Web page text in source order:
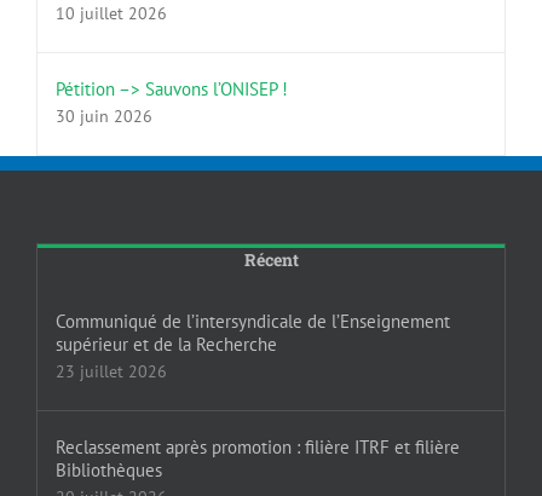
10 juillet 2026
Pétition –> Sauvons l’ONISEP !
30 juin 2026
Récent
Communiqué de l’intersyndicale de l’Enseignement
supérieur et de la Recherche
23 juillet 2026
Reclassement après promotion : filière ITRF et filière
Bibliothèques